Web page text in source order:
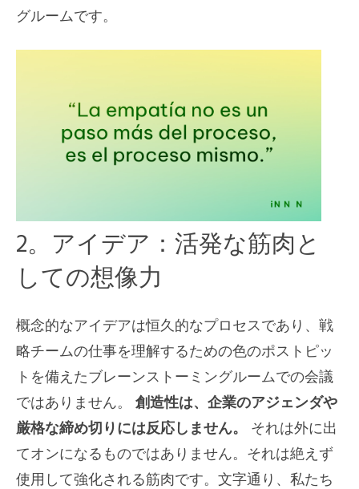
グルームです。
2。アイデア：活発な筋肉と
しての想像力
概念的なアイデアは恒久的なプロセスであり、戦
略チームの仕事を理解するための色のポストピッ
トを備えたブレーンストーミングルームでの会議
ではありません。 創造性は、企業のアジェンダや
厳格な締め切りには反応しません。
それは外に出
てオンになるものではありません。それは絶えず
使用して強化される筋肉です。文字通り、私たち